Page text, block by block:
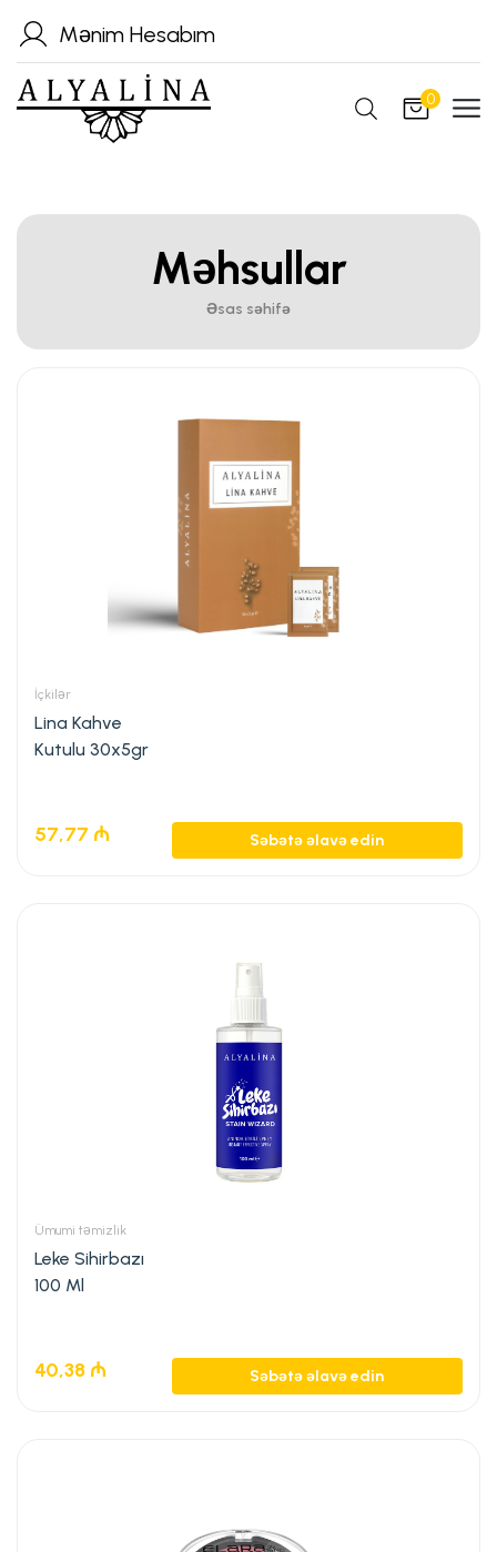
Mənim Hesabım
0
Məhsullar
Əsas səhifə
İçkilər
Lina Kahve
Kutulu 30x5gr
57,77 ₼ Səbətə əlavə edin
Ümumi təmizlik
Leke Sihirbazı
100 Ml
40,38 ₼ Səbətə əlavə edin